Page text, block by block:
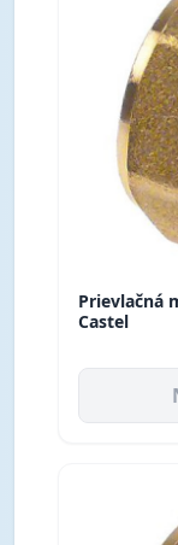
Prievlačná
Castel